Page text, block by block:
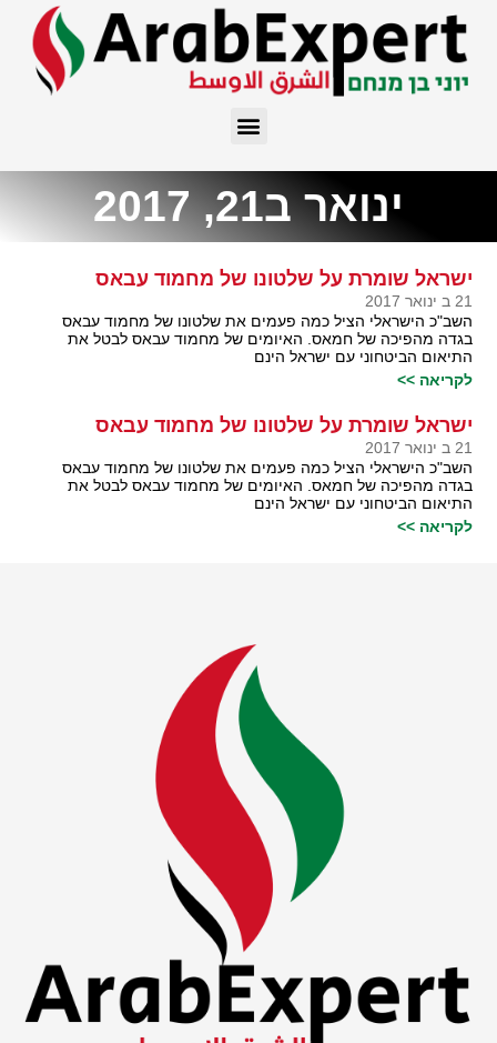
ינואר ב21, 2017
ישראל שומרת על שלטונו של מחמוד עבאס
21 ב ינואר 2017
השב"כ הישראלי הציל כמה פעמים את שלטונו של מחמוד עבאס
בגדה מהפיכה של חמאס. האיומים של מחמוד עבאס לבטל את
התיאום הביטחוני עם ישראל הינם
לקריאה >>
ישראל שומרת על שלטונו של מחמוד עבאס
21 ב ינואר 2017
השב"כ הישראלי הציל כמה פעמים את שלטונו של מחמוד עבאס
בגדה מהפיכה של חמאס. האיומים של מחמוד עבאס לבטל את
התיאום הביטחוני עם ישראל הינם
לקריאה >>